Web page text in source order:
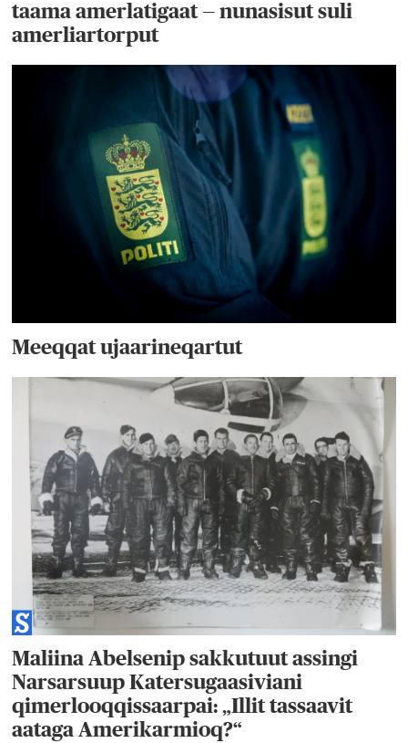
taama amerlatigaat — nunasisut suli
amerliartorput
Meeqqat ujaarineqartut
Maliina Abelsenip sakkutuut assingi
Narsarsuup Katersugaasiviani
qimerlooqqissaarpai: „Illit tassaavit
aataga Amerikarmioq?“